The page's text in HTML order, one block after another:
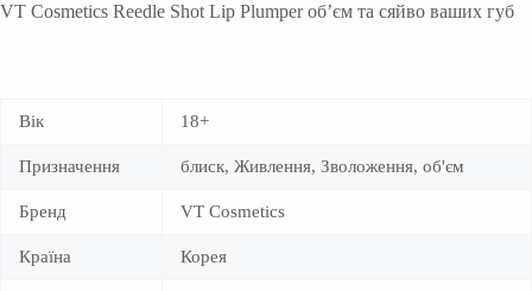
VT Cosmetics Reedle Shot Lip Plumper об’єм та сяйво ваших губ
Вік 18+
Призначення блиск, Живлення, Зволоження, об'єм
Бренд VT Cosmetics
Країна Корея